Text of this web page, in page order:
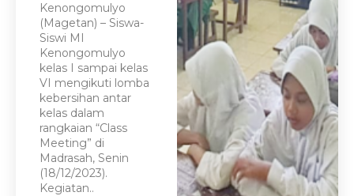
Kenongomulyo
(Magetan) – Siswa-
Siswi MI
Kenongomulyo
kelas I sampai kelas
VI mengikuti lomba
kebersihan antar
kelas dalam
rangkaian “Class
Meeting” di
Madrasah, Senin
(18/12/2023).
Kegiatan..